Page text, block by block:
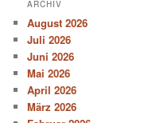
ARCHIV
August 2026
Juli 2026
Juni 2026
Mai 2026
April 2026
März 2026